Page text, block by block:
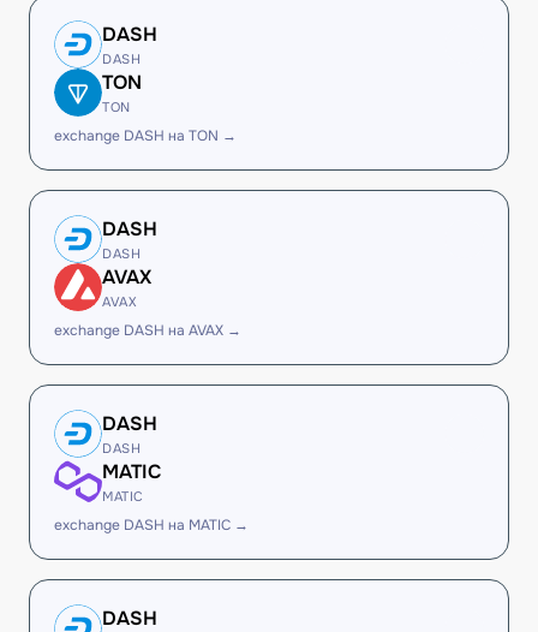
DASH
DASH
TON
TON
exchange DASH на TON →
DASH
DASH
AVAX
AVAX
exchange DASH на AVAX →
DASH
DASH
MATIC
MATIC
exchange DASH на MATIC →
DASH